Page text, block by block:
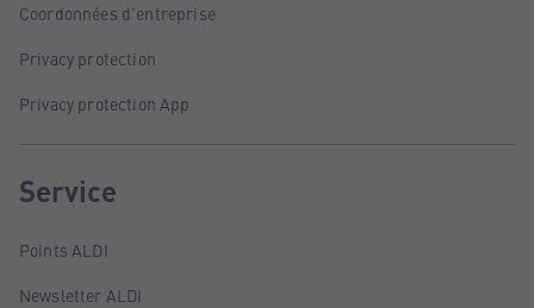
Coordonnées d'entreprise
Privacy protection
Privacy protection App
Service
Points ALDI
Newsletter ALDI